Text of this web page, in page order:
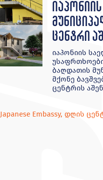
ცენტრი
იაპონიის
ბაღდათის
მქონე
ცენტრის
Japanese Embassy, დღის